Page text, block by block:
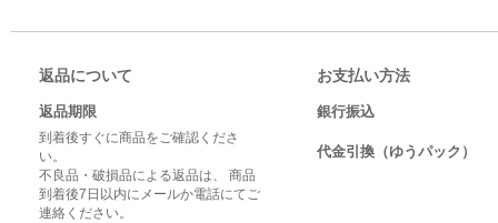
返品について
返品期限
到着後すぐに商品をご確認くださ
い。
不良品・破損品による返品は、 商品
到着後7日以内にメールか電話にてご
連絡ください。
お支払い方法
銀行振込
代金引換（ゆうパック）